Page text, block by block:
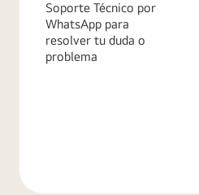
Soporte Técnico por
WhatsApp para
resolver tu duda o
problema